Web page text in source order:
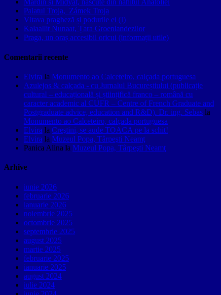
Mardin și Midyat, născute din nahitul Anatoliei
Palatul Troja, Zámek Troja
Vltava pragheză și podurile ei (I)
Kalaallit Nunaat, Țara Groenlandezilor
Praga, un oraș accesibil oricui (informații utile)
Comentarii recente
Elvira la Monumento ao Calceteiro, calçada portuguesa
Azulejos & calçada - cu Jurnalul Bucureștiului (publicație
cultural – educațională și științifică franco – română cu
caracter academic al CUFR – Centre of French Graduate and
Postgraduate advice, education and R&D). Dr. ing. Sebas la
Monumento ao Calceteiro, calçada portuguesa
Elvira la Creştini, se aude TOACA pe la schit!
Elvira la Muzeul Popa, Târpeşti Neamţ
Panica Alina la Muzeul Popa, Târpeşti Neamţ
Arhive
iunie 2026
februarie 2026
ianuarie 2026
noiembrie 2025
octombrie 2025
septembrie 2025
august 2025
martie 2025
februarie 2025
ianuarie 2025
august 2024
iulie 2024